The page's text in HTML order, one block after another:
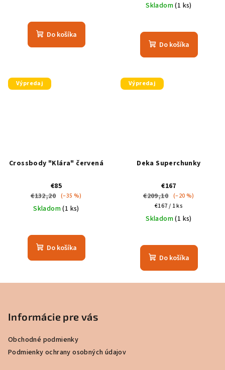
Do košíka
cena:
Skladom(1 ks)
Do košíka
Výpredaj
Crossbody "Klára" červená
€85
€132,20 (–35 %)
Skladom(1 ks)
Do košíka
Výpredaj
Deka Superchunky
€167
€209,10 (–20 %)
Jednotková
cena:
€167 / 1 ks
Skladom(1 ks)
Do košíka
Informácie pre vás
Obchodné podmienky
Podmienky ochrany osobných údajov